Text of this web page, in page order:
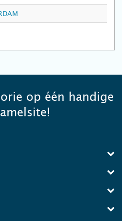
op één handige